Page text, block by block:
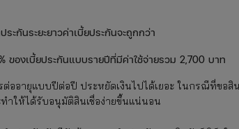
กันระยะยาวค่าเบี้ยประกันจะถูกกว่า
ของเบี้ยประกันแบบรายปีที่มีค่าใช้จ่ายรวม 2,700 บาท
ออายุแบบปีต่อปี ประหยัดเงินไปได้เยอะ ในกรณีที่ขอสิ
ำให้ได้รับอนุมัติสินเชื่อง่ายขึ้นแน่นอน